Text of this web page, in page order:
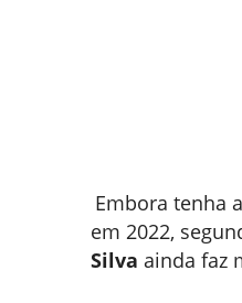
Embora tenha
em 2022,
Silva ainda faz